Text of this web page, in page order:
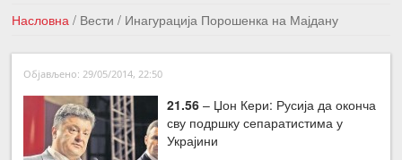
Насловна / Вести/ Инагурација Порошенка на Мајдану
←Претходна вест
Следећа вест →
Објављено: 29/05/2014, 22:50
21.56– Џон Кери: Русија да оконча
сву подршку сепаратистима у
Украјини